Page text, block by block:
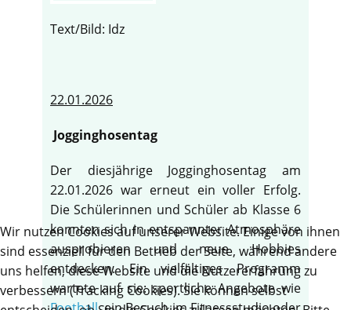
Text/Bild: Idz
22.01.2026
Jogginghosentag
Der diesjährige Jogginghosentag am
22.01.2026 war erneut ein voller Erfolg.
Die Schülerinnen und Schüler ab Klasse 6
konnten sich in entspannter Atmosphäre
ausprobieren und neue Hobbies
entdecken. Ein vielfältiges Programm
wartete auf sie: sportliche Angebote wie
Wir nutzen Cookies auf unserer Website. Einige von ihnen
sind essenziell für den Betrieb der Seite, während andere
uns helfen, diese Website und die Nutzererfahrung zu
verbessern (Tracking Cookies). Sie können selbst